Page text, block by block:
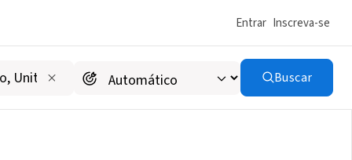
Entrar Inscreva-se
Buscar